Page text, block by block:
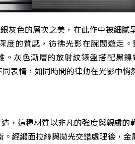
銀灰色的層次之美，在此作中被細膩
的質感，彷彿光影在腕間遊走
灰色漸層的放射紋錶盤搭配黑
表情，如同時間的律動在光影中悄
這種材質以非凡的強度與親膚的
經緞面拉絲與拋光交錯處理後，